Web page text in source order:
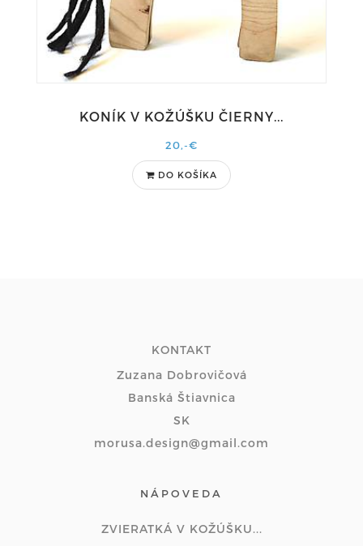
KONÍK V KOŽÚŠKU ČIERNY...
20,-€
DO KOŠÍKA
KONTAKT
Zuzana Dobrovičová
Banská Štiavnica
SK
morusa.design@gmail.com
NÁPOVEDA
ZVIERATKÁ V KOŽÚŠKU...